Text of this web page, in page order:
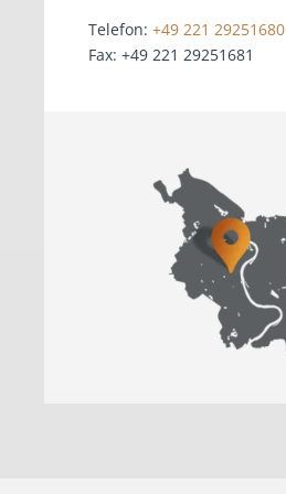
Telefon:+49 221 29251680
Fax: +49 221 29251681